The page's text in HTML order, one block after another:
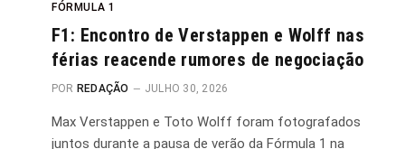
FÓRMULA 1
F1: Encontro de Verstappen e Wolff nas
férias reacende rumores de negociação
POR REDAÇÃO JULHO 30, 2026
Max Verstappen e Toto Wolff foram fotografados
juntos durante a pausa de verão da Fórmula 1 na